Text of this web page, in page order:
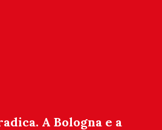
A Bologna e a